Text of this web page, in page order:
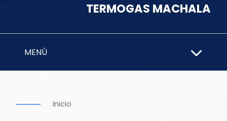
TERMOGAS MACHALA
MENÚ
Inicio